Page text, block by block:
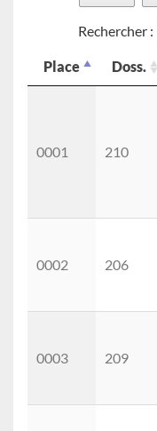
Rechercher :
Place Doss.
0001 210
0002 206
0003 209